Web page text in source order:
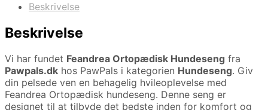
Beskrivelse
Beskrivelse
Vi har fundet Feandrea Ortopædisk Hundeseng fra
Pawpals.dk hos PawPals i kategorien Hundeseng. Giv
din pelsede ven en behagelig hvileoplevelse med
Feandrea Ortopædisk hundeseng. Denne seng er
designet til at tilbyde det bedste inden for komfort og